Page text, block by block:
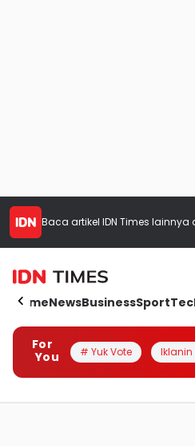
Baca artikel IDN Times lainnya
HomeNewsBusinessSport
For
You
# Yuk Vote Iklanin